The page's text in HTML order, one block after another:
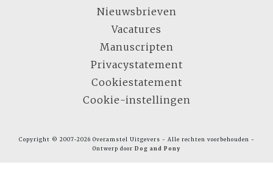
Nieuwsbrieven
Vacatures
Manuscripten
Privacystatement
Cookiestatement
Cookie-instellingen
Copyright © 2007-2026 Overamstel Uitgevers - Alle rechten voorbehouden -
Ontwerp door Dog and Pony